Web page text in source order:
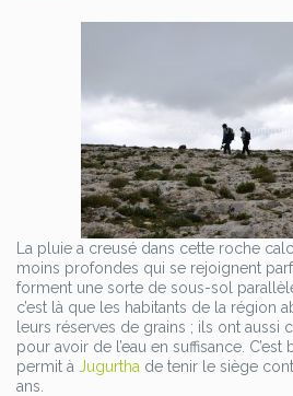
La pluie a creusé dans cette roche
moins profondes qui se rejoignent
forment une sorte de sous-sol
c’est là que les habitants de la région
leurs réserves de grains ; ils ont aussi
pour avoir de l’eau en suffisance.
permit à Jugurtha de tenir le siège
ans.